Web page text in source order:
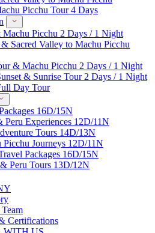
Picchu Tour 4 Days
Machu Picchu 2 Days / 1 Night
Sacred Valley to Machu Picchu
& Machu Picchu 2 Days / 1 Night
& Sunrise Tour 2 Days / 1 Night
Day Tour
16D/15N
Peru Experiences 12D/11N
Tours 14D/13N
Journeys 12D/11N
Packages 16D/15N
Peru Tours 13D/12N
Certifications